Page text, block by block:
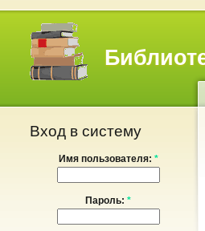
Вход в систему
Имя пользователя: *
Пароль: *